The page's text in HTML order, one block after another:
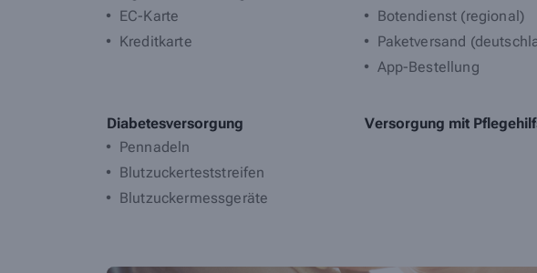
EC-Karte
Kreditkarte
Botendienst (regional)
Paketversand
App-Bestellung
Diabetesversorgung
Pennadeln
Blutzuckerteststreifen
Blutzuckermessgeräte
Versorgung mit